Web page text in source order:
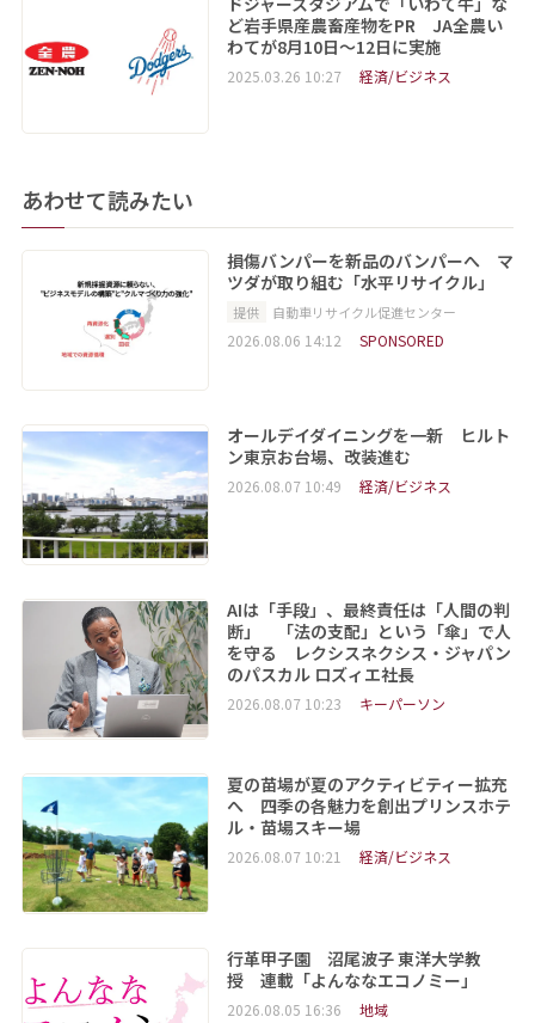
ど岩手県産農畜産物をPR JA全農い
わてが8月10日～12日に実施
2025.03.26 10:27 経済/ビジネス
あわせて読みたい
損傷バンパーを新品のバンパーへ マ
ツダが取り組む「水平リサイクル」
提供 自動車リサイクル促進センター
2026.08.06 14:12 SPONSORED
オールデイダイニングを一新 ヒルト
ン東京お台場、改装進む
2026.08.07 10:49 経済/ビジネス
AIは「手段」、最終責任は「人間の判
断」 「法の支配」という「傘」で人
を守る レクシスネクシス・ジャパン
のパスカル ロズィエ社長
2026.08.07 10:23 キーパーソン
夏の苗場が夏のアクティビティー拡充
へ 四季の各魅力を創出プリンスホテ
ル・苗場スキー場
2026.08.07 10:21 経済/ビジネス
行革甲子園 沼尾波子 東洋大学教
授 連載「よんななエコノミー」
2026.08.05 16:36 地域